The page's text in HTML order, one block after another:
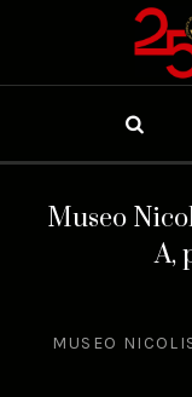
Museo
A,
MUSEO